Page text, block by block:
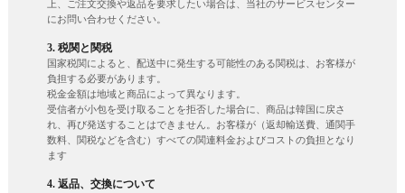
上、ご注文交換や返品を要求したい場合は、当社のサービスセンター
にお問い合わせください。
3. 税関と関税
国家税関によると、配送中に発生する可能性のある関税は、お客様が
負担する必要があります。
税金金額は地域と商品によって異なります。
受信者が小包を受け取ることを拒否した場合に、商品は韓国に戻さ
れ、再び発送することはできません。お客様が（返却輸送費、通関手
数料、関税などを含む）すべての関連料金およびコストの負担となり
ます
4. 返品、交換について